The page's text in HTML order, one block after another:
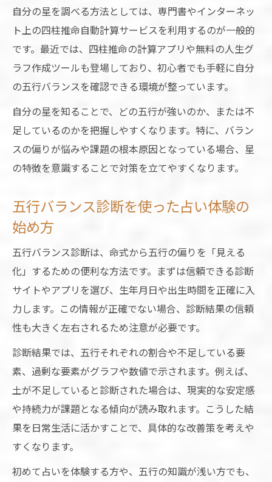
ンス
五行の偏りを整える行動と占いアドバイス
占いで知る自分の弱点と補う方法の工夫
占いから始めるライフバランスの整え方
占いをきっかけにライフバランスを見直す
方法
五行バランス診断で心身を整える占い活用
法
ト
占いが人生に与えるバランスの影響とは
自分の星を調べる方法としては、専門書やインターネッ
ト上の四柱推命自動計算サービスを利用するのが一般的
です。最近では、四柱推命の計算アプリや無料の人生グ
ラフ作成ツールも登場しており、初心者でも手軽に自分
の五行バランスを確認できる環境が整っています。
自分の星を知ることで、どの五行が強いのか、または不
足しているのかを把握しやすくなります。特に、バラン
スの偏りが悩みや課題の根本原因となっている場合、星
の特徴を意識することで対策を立てやすくなります。
五行バランス診断を使った占い体験の
始め方
五行バランス診断は、命式から五行の偏りを「見える
化」するための便利な方法です。まずは信頼できる診断
サイトやアプリを選び、生年月日や出生時間を正確に入
力します。この情報が正確でない場合、診断結果の信頼
性も大きく左右されるため注意が必要です。
診断結果では、五行それぞれの割合や不足している要
素、過剰な要素がグラフや数値で示されます。例えば、
土が不足していると診断された場合は、現実的な安定感
や持続力が課題となる傾向が読み取れます。こうした結
果を日常生活に活かすことで、具体的な改善策を考えや
すくなります。
初めて占いを体験する方や、五行の知識が浅い方でも、